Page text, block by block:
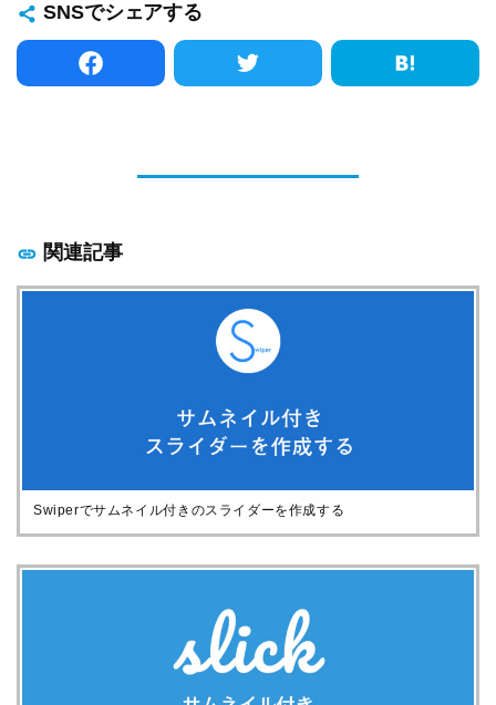
SNSでシェアする
関連記事
Swiperでサムネイル付きのスライダーを作成する